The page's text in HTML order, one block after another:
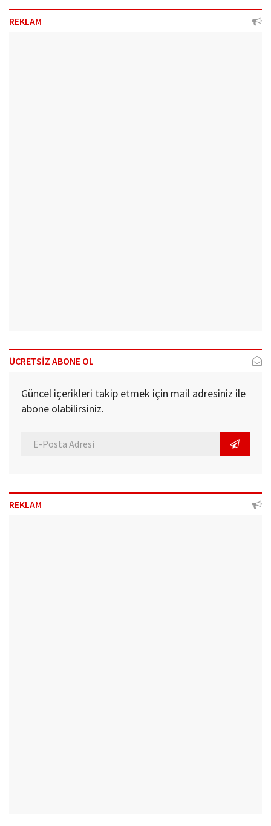
REKLAM
ÜCRETSİZ ABONE OL
Güncel içerikleri takip etmek için mail adresiniz ile
abone olabilirsiniz.
REKLAM